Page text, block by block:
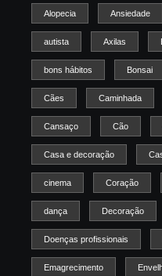
Alopecia Ansiedade
autista Axilas
bons hábitos Bonsai
Cães Caminhada
Cansaço Cão
Casa e decoração
cinema Coração
dança Decoração
Doenças profissionais
Emagrecimento